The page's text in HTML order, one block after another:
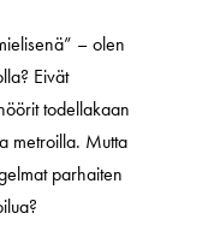
– olen
Eivät
todellakaan
metroilla. Mutta
parhaiten